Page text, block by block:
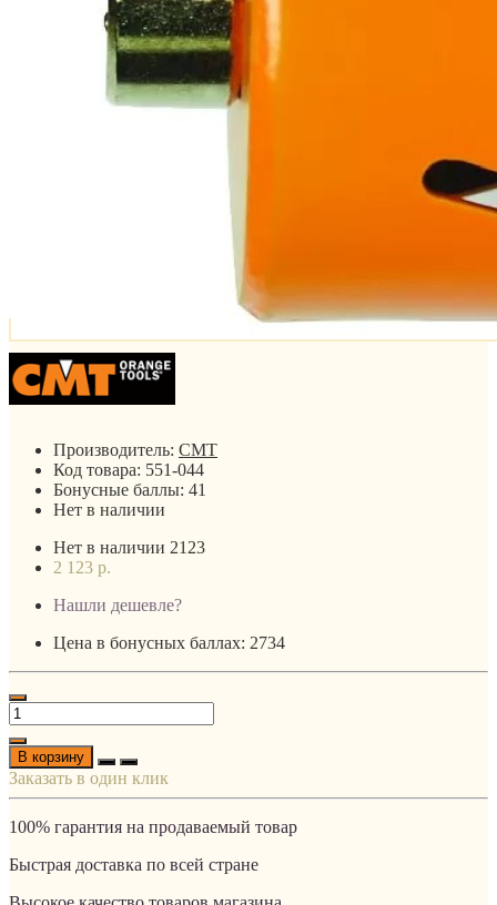
Производитель: CMT
Код товара: 551-044
Бонусные баллы: 41
Нет в наличии
Нет в наличии 2123
2 123 р.
Нашли дешевле?
Цена в бонусных баллах: 2734
В корзину
Заказать в один клик
100% гарантия на продаваемый товар
Быстрая доставка по всей стране